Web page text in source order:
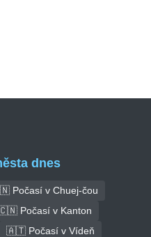
dnes
Počasí v Chuej-čou
Počasí v Kanton
🇦🇹 Počasí v Vídeň